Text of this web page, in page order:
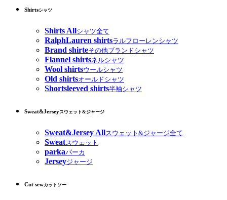
Shirtsシャツ
Shirts Allシャツ全て
RalphLauren shirtsラルフローレンシャツ
Brand shirteその他ブランドシャツ
Flannel shirtsネルシャツ
Wool shirtsウールシャツ
Old shirtsオールドシャツ
Shortsleeved shirts半袖シャツ
Sweat&Jerseyスウェット&ジャージ
Sweat&Jersey Allスウェット&ジャージ全て
Sweatスウェット
parkaパーカ
Jerseyジャージ
Cut sewカットソー